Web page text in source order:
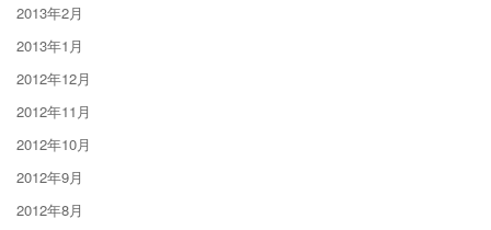
2013年2月
2013年1月
2012年12月
2012年11月
2012年10月
2012年9月
2012年8月